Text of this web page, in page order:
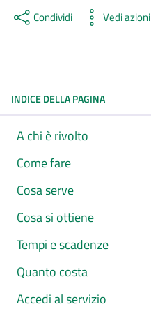
Condividi Vedi azioni
INDICE DELLA PAGINA
A chi è rivolto
Come fare
Cosa serve
Cosa si ottiene
Tempi e scadenze
Quanto costa
Accedi al servizio